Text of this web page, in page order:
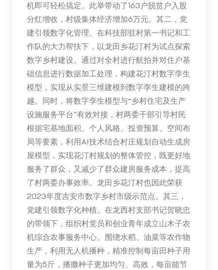
机即可轻松搞定。此举带动了163户脱贫户入股
分红增收，村级集体经济增加6万元。其二，党
建引领数字化管理。在科技部驻村第一书记和工
作队的大力帮扶下，以龙田乡花汀村为试点探索
数字乡村建设。通过对全村进行航拍并对住户基
础信息进行数据加工处理，构建花汀村数字孪生
模型，实现从实景三维建模到数字孪生建模的跨
越。同时，将数字孪生模型与“乡村住宅及生产
设施服务平台”有效对接，村两委干部引导村民
根据宅基地面积、个人风格、投资预算、空间布
局等要素，利用AI技术结合村庄规划自动生成房
屋模型，实现花汀村规划的整体管控，既更好地
服务了群众，又减少了群众建房服务成本，提高
了村两委办事效率。龙田乡花汀村也因此荣获
2023年度吉安市数字乡村市级示范点。其三，
党建引领数字化种植。在龙西村支部书记贺晓忠
的带领下，组织村党员和创业青年成立山木子农
机综合农事服务中心。围绕水稻、油菜等农作物
生产，利用无人机播种，精准控制每亩田种子用
量为5斤，播撒种子更加均匀、高效，每亩能节